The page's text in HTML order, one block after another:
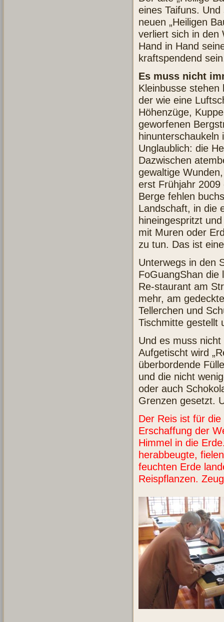
eines Taifuns.
neuen „Heiligen
verliert sich in den
Hand in Hand
kraftspendend
Es muss nicht
Kleinbusse
der wie eine
Höhenzüge,
geworfenen
hinunterschaukeln
Unglaublich: die
Dazwischen
gewaltige
erst Frühjahr
Berge fehlen
Landschaft, in die
hineingespritzt
mit Muren oder
zu tun. Das ist
Unterwegs in den
FoGuangShan die
Re-staurant am
mehr, am
Tellerchen und
Tischmitte gestellt
Und es muss
Aufgetischt wird
überbordende
und die nicht
oder auch
Grenzen gesetzt.
Der Reis ist für die
Erschaffung der
Himmel in die
herabbeugte,
feuchten Erde
Reispflanzen.